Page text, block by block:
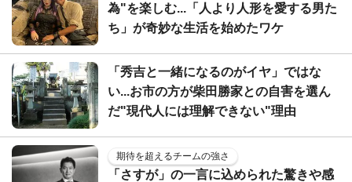
為"を楽しむ...「人より人形を愛する男た
ち」が奇妙な生活を始めたワケ
「秀吉と一緒になるのがイヤ」ではな
い...お市の方が柴田勝家との自害を選ん
だ"現代人には理解できない"理由
期待を超えるチームの強さ
「さすが」の一言に込められた驚きや感